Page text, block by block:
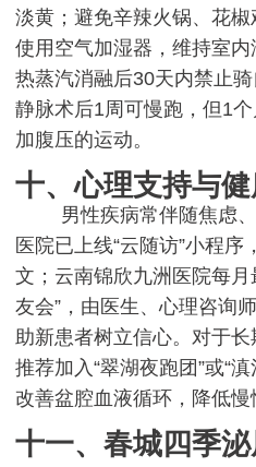
淡黄；避免辛辣火锅、花椒
使用空气加湿器，维持室
热蒸汽消融后30天内禁止
静脉术后1周可慢跑，但1
加腹压的运动。
十、心理支持与
男性疾病常伴随焦虑
医院已上线“云随访”小程序
文；云南锦欣九洲医院每
友会”，由医生、心理咨询
助新患者树立信心。对于长
推荐加入“翠湖夜跑团”或“
改善盆腔血液循环，降低慢
十一、春城四季